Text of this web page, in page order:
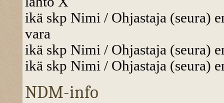
ikä skp Nimi / Ohjastaja (seura)
vara
ikä skp Nimi / Ohjastaja (seura)
ikä skp Nimi / Ohjastaja (seura)
NDM-info